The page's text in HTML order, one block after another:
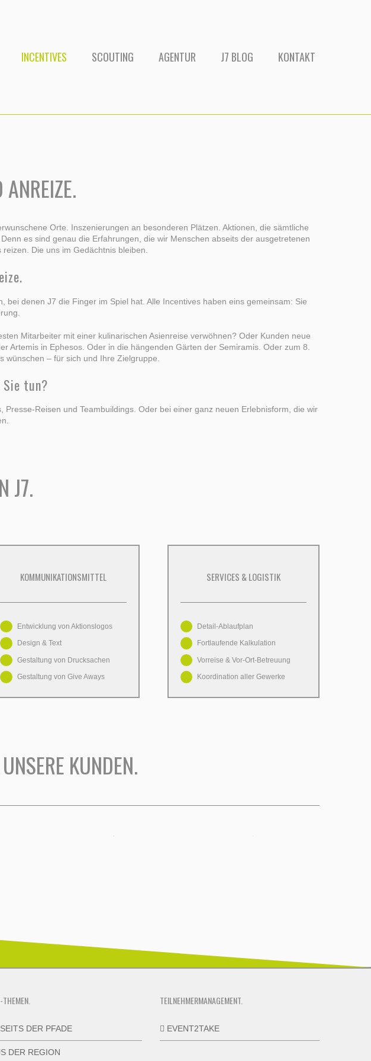
INCENTIVES SCOUTING AGENTUR J7 BLOG KONTAKT
Orte. Inszenierungen an besonderen Plätzen. Aktionen, die sämtliche
es sind genau die Erfahrungen, die wir Menschen abseits der ausgetretenen
Die uns im Gedächtnis bleiben.
denen J7 die Finger im Spiel hat. Alle Incentives haben eins gemeinsam: Sie
Mitarbeiter mit einer kulinarischen Asienreise verwöhnen? Oder Kunden neue
Artemis in Ephesos. Oder in die hängenden Gärten der Semiramis. Oder zum 8.
wünschen – für sich und Ihre Zielgruppe.
tun?
Reisen und Teambuildings. Oder bei einer ganz neuen Erlebnisform, die wir
J7.
KOMMUNIKATIONSMITTEL
Entwicklung von Aktionslogos
Design & Text
Gestaltung von Drucksachen
Gestaltung von Give Aways
SERVICES & LOGISTIK
Detail-Ablaufplan
Fortlaufende Kalkulation
Vorreise & Vor-Ort-Betreuung
Koordination aller Gewerke
KUNDEN.
DER PFADE
DER REGION
TEILNEHMERMANAGEMENT.
EVENT2TAKE